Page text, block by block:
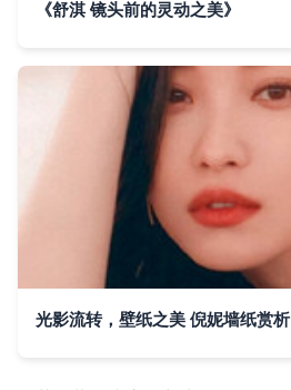
《舒淇 镜头前的灵动之美》
光影流转，壁纸之美 倪妮墙纸赏析